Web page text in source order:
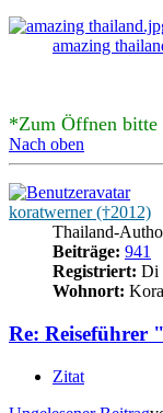
amazing
*Zum Öffnen bitte
Nach oben
koratwerner (†2012)
Thailand-
Beiträge: 941
Registriert: Di
Wohnort:
Re: Reiseführer
Zitat